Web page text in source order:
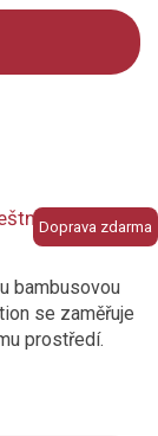
Doprava zdarma
bambusovou
se zaměřuje
prostředí.